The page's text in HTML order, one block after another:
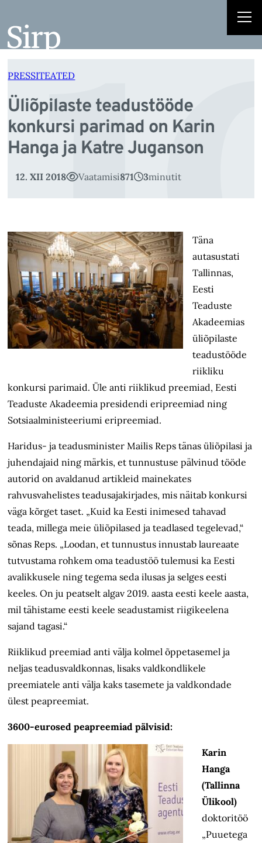
juurde
PRESSITEATED
Üliõpilaste teadustööde
konkursi parimad on Karin
Hanga ja Katre Juganson
12. XII 2018 Vaatamisi871 3minutit
Täna
autasustati
Tallinnas,
Eesti
Teaduste
Akadeemias
üliõpilaste
teadustööde
riikliku
konkursi parimaid. Üle anti riiklikud preemiad, Eesti
Teaduste Akadeemia presidendi eripreemiad ning
Sotsiaalministeeriumi eripreemiad.
Haridus- ja teadusminister Mailis Reps tänas üliõpilasi ja
juhendajaid ning märkis, et tunnustuse pälvinud tööde
autorid on avaldanud artikleid mainekates
rahvusvahelistes teadusajakirjades, mis näitab konkursi
väga kõrget taset. „Kuid ka Eesti inimesed tahavad
teada, millega meie üliõpilased ja teadlased tegelevad,“
sõnas Reps. „Loodan, et tunnustus innustab laureaate
tutvustama rohkem oma teadustöö tulemusi ka Eesti
avalikkusele ning tegema seda ilusas ja selges eesti
keeles. On ju peatselt algav 2019. aasta eesti keele aasta,
mil tähistame eesti keele seadustamist riigikeelena
sajand tagasi.“
Riiklikud preemiad anti välja kolmel õppetasemel ja
neljas teadusvaldkonnas, lisaks valdkondlikele
preemiatele anti välja kaks tasemete ja valdkondade
ülest peapreemiat.
3600-eurosed peapreemiad pälvisid:
Karin
Hanga
(Tallinna
Ülikool)
doktoritöö
„Puuetega